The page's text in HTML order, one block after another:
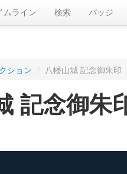
ムライン 検索 バッジ
ション / 八幡山城 記念御朱印
記念御朱